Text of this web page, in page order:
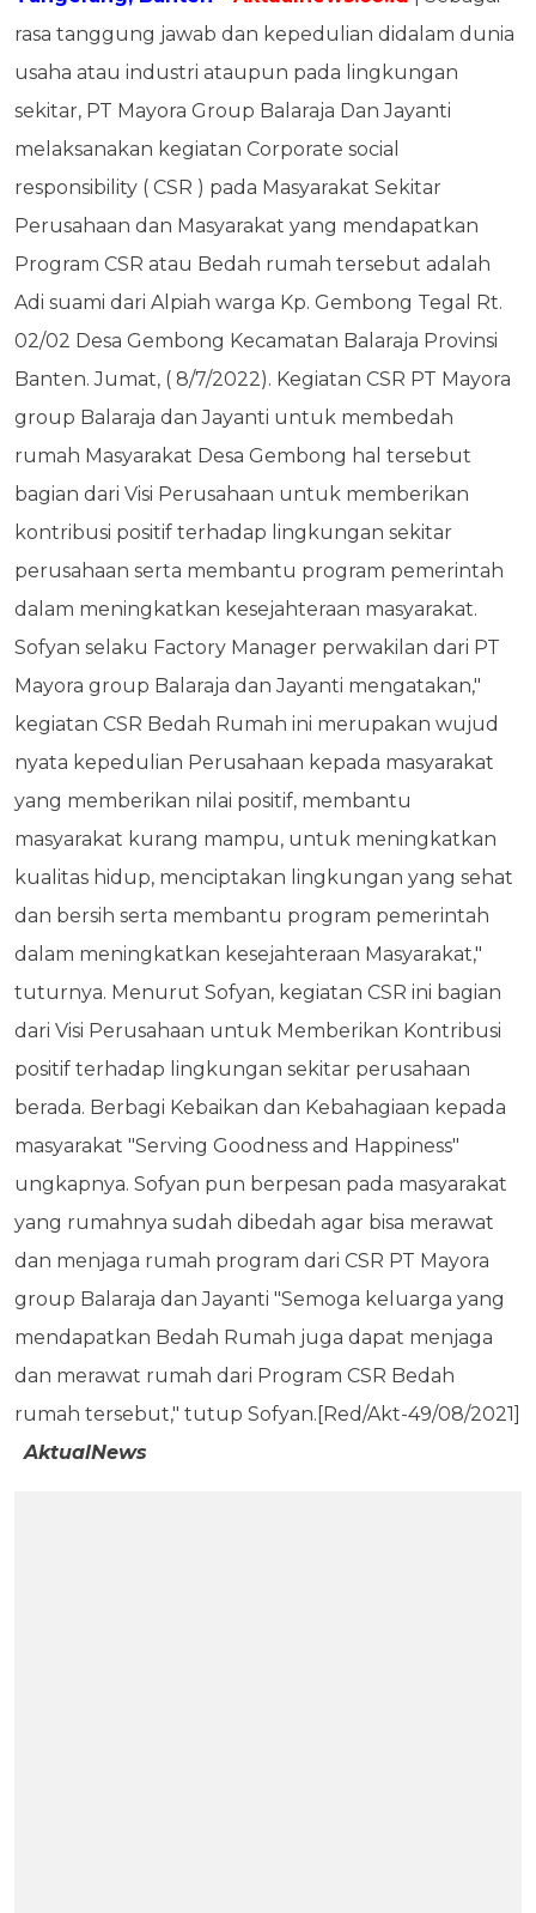
rasa tanggung jawab dan kepedulian didalam dunia
usaha atau industri ataupun pada lingkungan
sekitar, PT Mayora Group Balaraja Dan Jayanti
melaksanakan kegiatan Corporate social
responsibility ( CSR ) pada Masyarakat Sekitar
Perusahaan dan Masyarakat yang mendapatkan
Program CSR atau Bedah rumah tersebut adalah
Adi suami dari Alpiah warga Kp. Gembong Tegal Rt.
02/02 Desa Gembong Kecamatan Balaraja Provinsi
Banten. Jumat, ( 8/7/2022). Kegiatan CSR PT Mayora
group Balaraja dan Jayanti untuk membedah
rumah Masyarakat Desa Gembong hal tersebut
bagian dari Visi Perusahaan untuk memberikan
kontribusi positif terhadap lingkungan sekitar
perusahaan serta membantu program pemerintah
dalam meningkatkan kesejahteraan masyarakat.
Sofyan selaku Factory Manager perwakilan dari PT
Mayora group Balaraja dan Jayanti mengatakan,"
kegiatan CSR Bedah Rumah ini merupakan wujud
nyata kepedulian Perusahaan kepada masyarakat
yang memberikan nilai positif, membantu
masyarakat kurang mampu, untuk meningkatkan
kualitas hidup, menciptakan lingkungan yang sehat
dan bersih serta membantu program pemerintah
dalam meningkatkan kesejahteraan Masyarakat,"
tuturnya. Menurut Sofyan, kegiatan CSR ini bagian
dari Visi Perusahaan untuk Memberikan Kontribusi
positif terhadap lingkungan sekitar perusahaan
berada. Berbagi Kebaikan dan Kebahagiaan kepada
masyarakat "Serving Goodness and Happiness"
ungkapnya. Sofyan pun berpesan pada masyarakat
yang rumahnya sudah dibedah agar bisa merawat
dan menjaga rumah program dari CSR PT Mayora
group Balaraja dan Jayanti "Semoga keluarga yang
mendapatkan Bedah Rumah juga dapat menjaga
dan merawat rumah dari Program CSR Bedah
rumah tersebut," tutup Sofyan.[Red/Akt-49/08/2021]
AktualNews